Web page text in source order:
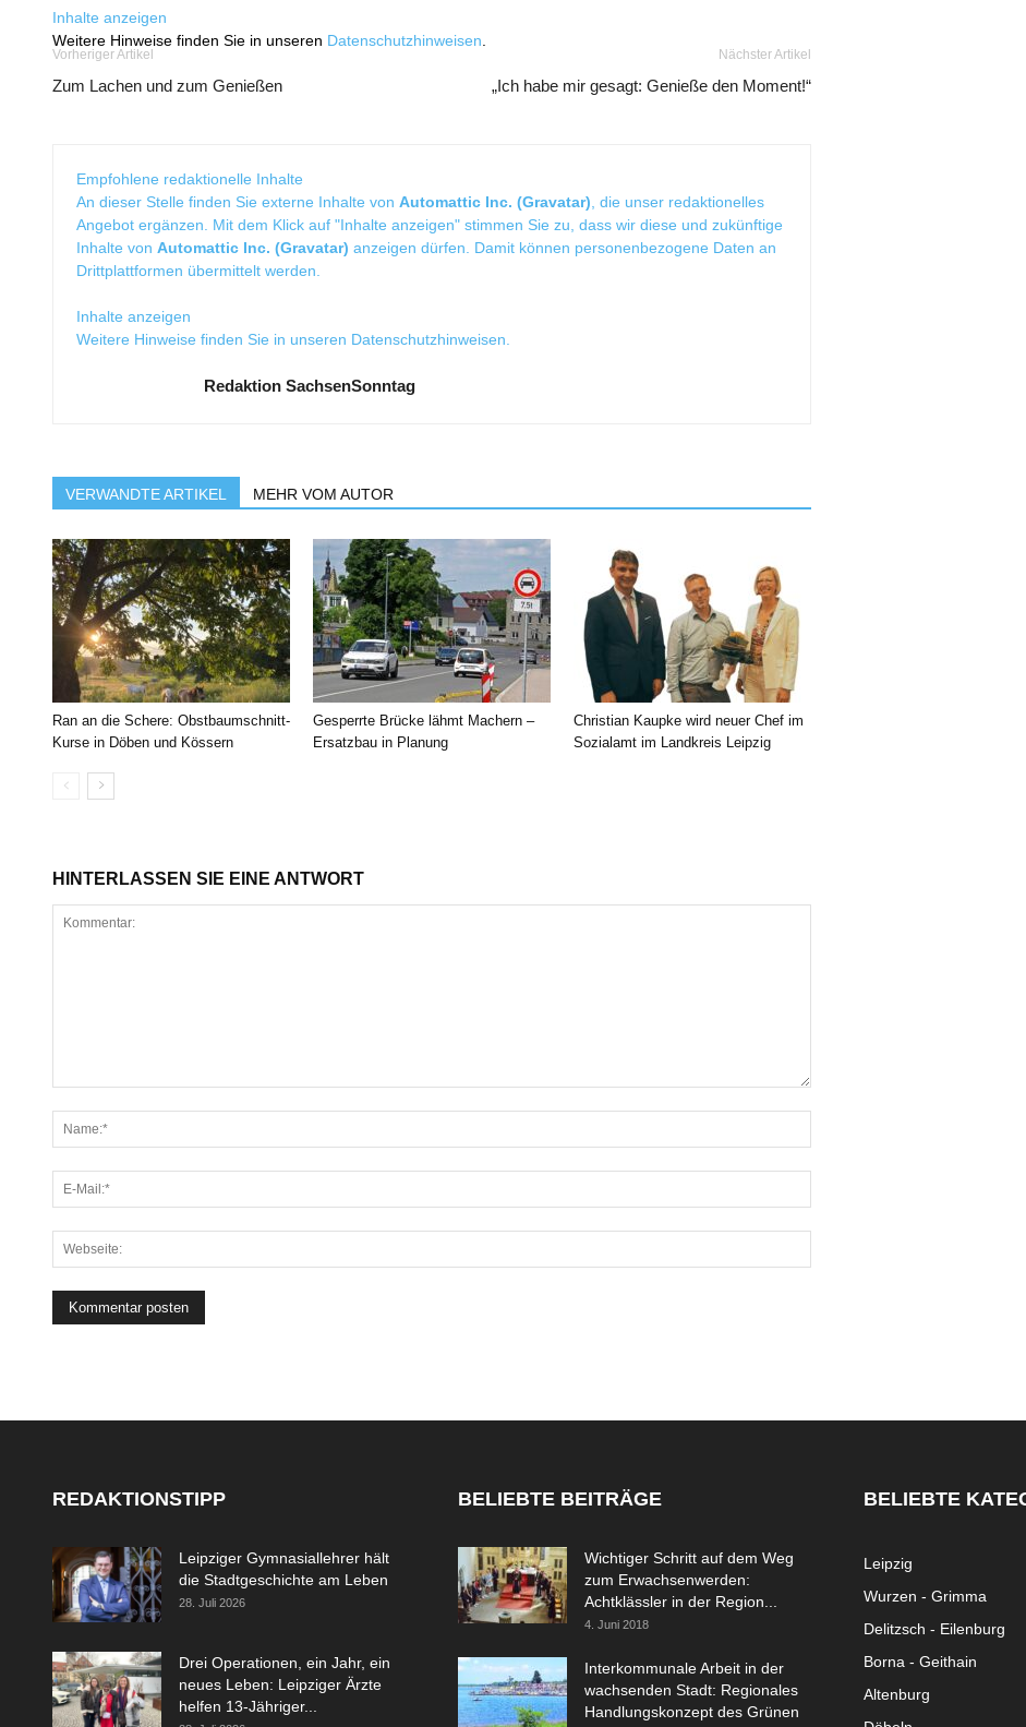
Inhalte anzeigen
Weitere Hinweise finden Sie in unseren Datenschutzhinweisen
Vorheriger Artikel
Zum Lachen und zum Genießen
Nächster Artikel
„Ich habe mir gesagt: Genieße den Moment!“
Empfohlene redaktionelle Inhalte
An dieser Stelle finden Sie externe Inhalte von Automattic Inc. (Gravatar) , die unser redaktionelles
Angebot ergänzen. Mit dem Klick auf "Inhalte anzeigen" stimmen Sie zu, dass wir diese und zukünftige
Inhalte von Automattic Inc. (Gravatar) anzeigen dürfen. Damit können personenbezogene Daten an
Drittplattformen übermittelt werden.
Inhalte anzeigen
Weitere Hinweise finden Sie in unseren Datenschutzhinweisen
Redaktion SachsenSonntag
VERWANDTE ARTIKEL MEHR VOM AUTOR
Ran an die Schere: Obstbaumschnitt-
Kurse in Döben und Kössern
Gesperrte Brücke lähmt Machern –
Ersatzbau in Planung
Christian Kaupke wird neuer Chef im
Sozialamt im Landkreis Leipzig
HINTERLASSEN SIE EINE ANTWORT
REDAKTIONSTIPP
Leipziger Gymnasiallehrer hält
die Stadtgeschichte am Leben
28. Juli 2026
Drei Operationen, ein Jahr, ein
neues Leben: Leipziger Ärzte
helfen 13-Jähriger...
BELIEBTE BEITRÄGE
Wichtiger Schritt auf dem Weg
zum Erwachsenwerden:
Achtklässler in der Region...
4. Juni 2018
Interkommunale Arbeit in der
wachsenden Stadt: Regionales
Handlungskonzept des Grünen
BELIEBTE
Leipzig
Wurzen - Grimma
Delitzsch - Eilenburg
Borna - Geithain
Altenburg